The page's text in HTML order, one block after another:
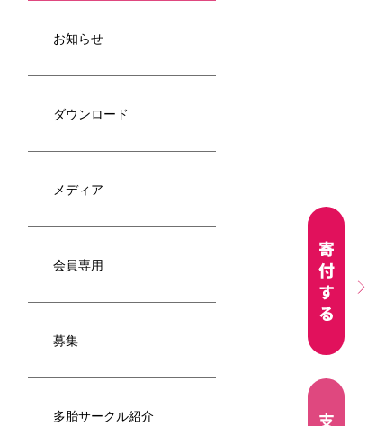
お知らせ
ダウンロード
メディア
会員専用
募集
多胎サークル紹介